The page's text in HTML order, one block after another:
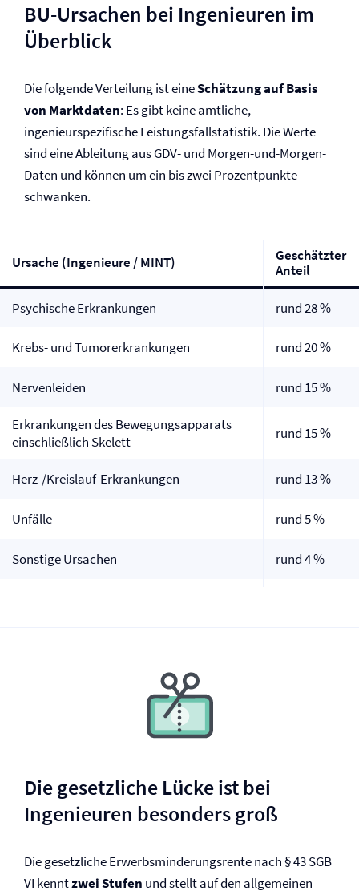
BU-Ursachen bei Ingenieuren im
Überblick
Die folgende Verteilung ist eineSchätzung auf Basis
von Marktdaten: Es gibt keine amtliche,
ingenieurspezifische Leistungsfallstatistik. Die Werte
sind eine Ableitung aus GDV- und Morgen-und-Morgen-
Daten und können um ein bis zwei Prozentpunkte
schwanken.
Ursache (Ingenieure / MINT)
Geschätzter
Anteil
Psychische Erkrankungen rund 28 %
Krebs- und Tumor­erkrankungen rund 20 %
Nervenleiden rund 15 %
Erkrankungen des Bewegungsapparats
einschließlich Skelett
rund 15 %
Herz-/Kreislauf-Erkrankungen rund 13 %
Unfälle rund 5 %
Sonstige Ursachen rund 4 %
Die gesetzliche Lücke ist bei
Ingenieuren besonders groß
Die gesetzliche Erwerbsminderungs­rente nach § 43 SGB
VI kenntzwei Stufen und stellt auf den allgemeinen